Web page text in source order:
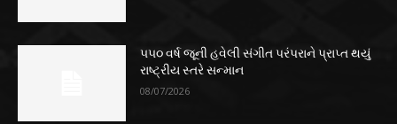
૫૫૦ વર્ષ જૂની હવેલી સંગીત પરંપરાને પ્રાપ્ત થયું
રાષ્ટ્રીય સ્તરે સન્માન
08/07/2026